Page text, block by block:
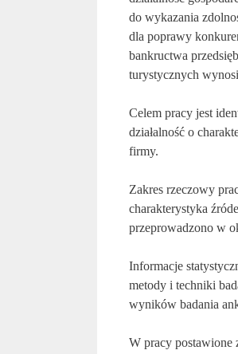
do wykazania
dla poprawy
bankructwa
turystycznych
Celem pracy jest
działalność o
firmy.
Zakres rzeczowy
charakterystyka
przeprowadzono w
Informacje
metody i techniki
wyników badania
W pracy postawione